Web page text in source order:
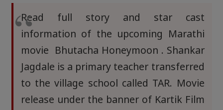
Read full story and star cast
information of the upcoming Marathi
movie Bhutacha Honeymoon . Shankar
Jagdale is a primary teacher transferred
to the village school called TAR. Movie
release under the banner of Kartik Film